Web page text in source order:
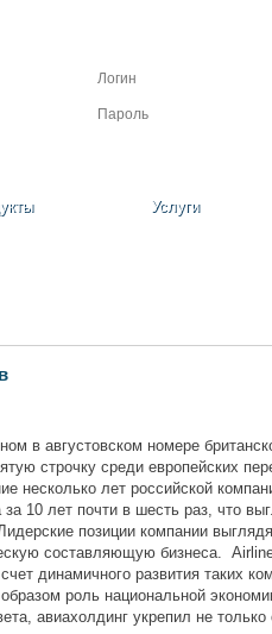
Услуги
в августовском номере
строчку среди европейских
несколько лет российской
10 лет почти в шесть раз, что
позиции компании
составляющую бизнеса.
динамичного развития таких
роль национальной
авиахолдинг укрепил не